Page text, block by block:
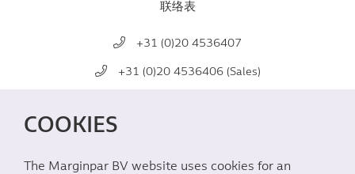
COOKIES
The Marginpar BV website uses cookies for an
联络表
+31 (0)20 4536407
+31 (0)20 4536406 (Sales)
社交媒体